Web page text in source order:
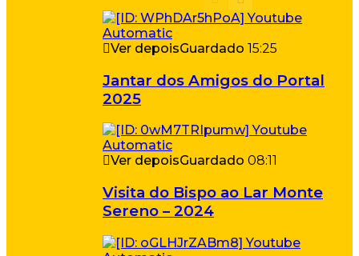
Ver depoisGuardado 15:25
Jantar dos Amigos do Portal
2025
Ver depoisGuardado 08:11
Visita do Bispo ao Lar Monte
Sereno – 2024